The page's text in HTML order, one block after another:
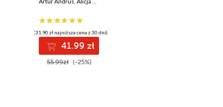
Włodzimierz Korcz
Andrusa
(31,90 zł najniższa cena z 30 dni)
41.99 zł
55.99zł (-25%)